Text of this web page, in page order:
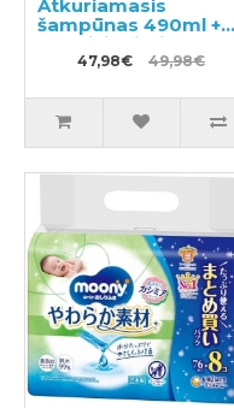
Atkuriamasis
šampūnas 490ml +
kondicionierius 490g
47,98€ 49,98€